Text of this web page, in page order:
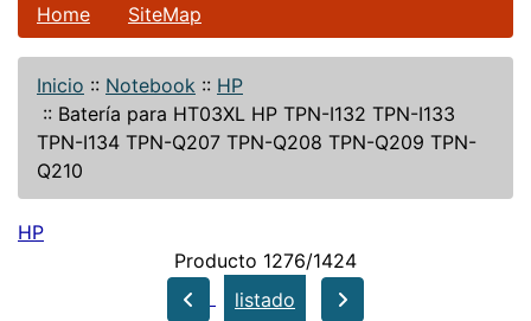
Home SiteMap
Inicio :: Notebook :: HP
:: Batería para HT03XL HP TPN-I132 TPN-I133
TPN-I134 TPN-Q207 TPN-Q208 TPN-Q209 TPN-
Q210
HP
Producto 1276/1424
listado